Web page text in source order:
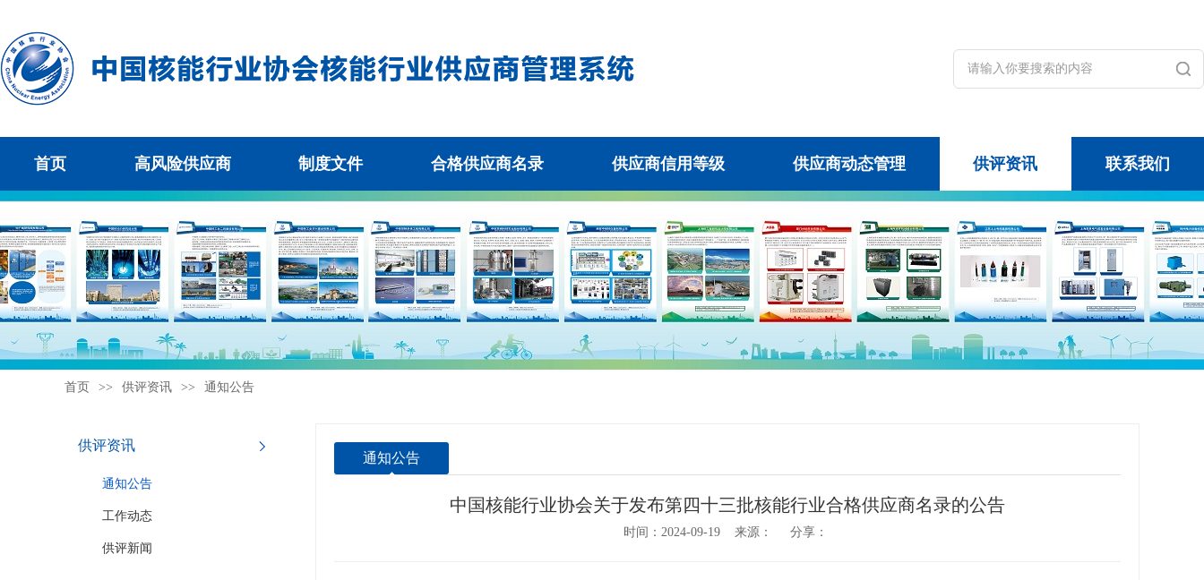
首页 高风险供应商 制度文件 合格供应商名录 供应商信用等级 供应商动态管理 供评资讯 联系我们
首页 >> 供评资讯 >> 通知公告
供评资讯
通知公告
工作动态
供评新闻
通知公告
中国核能行业协会关于发布第四十三批核能行业合格供应商名录的公告
时间：2024-09-19 来源： 分享：